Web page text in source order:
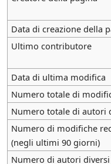
Data di creazione della
Ultimo contributore
Data di ultima modifica
Numero totale di
Numero totale di autori
Numero di modifiche
(negli ultimi 90 giorni)
Numero di autori